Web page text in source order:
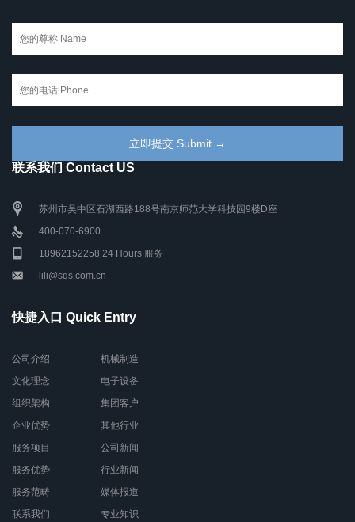
联系我们 Contact US
苏州市吴中区石湖西路188号南京师范大学科技园9楼D座
400-070-6900
18962152258 24 Hours 服务
lili@sqs.com.cn
快捷入口 Quick Entry
公司介绍
文化理念
组织架构
企业优势
服务项目
服务优势
服务范畴
联系我们
机械制造
电子设备
集团客户
其他行业
公司新闻
行业新闻
媒体报道
专业知识